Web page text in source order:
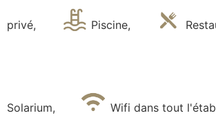
privé, Piscine,
Solarium, Wifi dans tout